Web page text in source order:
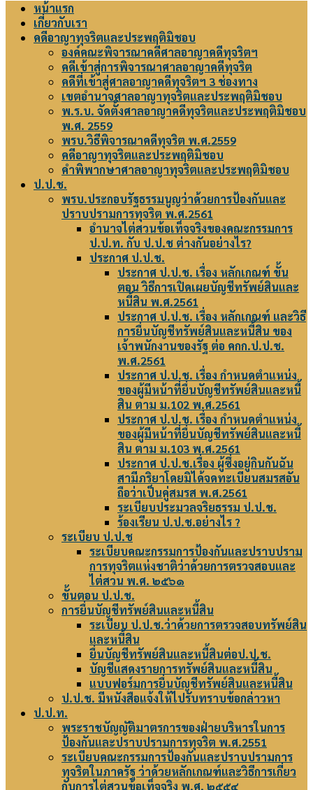
Menu หน้าแรก
เกี่ยวกับเรา
คดีอาญาทุจริตและประพฤติมิชอบ
องค์คณะพิจารณาคดีศาลอาญาคดีทุจริตฯ
คดีเข้าสู่การพิจารณาศาลอาญาคดีทุจริต
คดีที่เข้าสู่ศาลอาญาคดีทุจริตฯ 3 ช่องทาง
เขตอำนาจศาลอาญาทุจริตและประพฤติมิชอบ
พ.ร.บ. จัดตั้งศาลอาญาคดีทุจริตและประพฤติมิชอบ
พ.ศ. 2559
พรบ.วิธีพิจารณาคดีทุจริต พ.ศ.2559
คดีอาญาทุจริตและประพฤติมิชอบ
คำพิพากษาศาลอาญาทุจริตและประพฤติมิชอบ
ป.ป.ช.
พรบ.ประกอบรัฐธรรมนูญว่าด้วยการป้องกันและ
ปราบปรามการทุจริต พ.ศ.2561
อำนาจไต่สวนข้อเท็จจริงของคณะกรรมการ
ป.ป.ท. กับ ป.ป.ช ต่างกันอย่างไร?
ประกาศ ป.ป.ช.
ประกาศ ป.ป.ช. เรื่อง หลักเกณฑ์ ขั้น
ตอน วิธีการเปิดเผยบัญชีทรัพย์สินและ
หนี้สิน พ.ศ.2561
ประกาศ ป.ป.ช. เรื่อง หลักเกณฑ์ และวิธี
การยื่นบัญชีทรัพย์สินและหนี้สิน ของ
เจ้าพนักงานของรัฐ ต่อ คกก.ป.ป.ช.
พ.ศ.2561
ประกาศ ป.ป.ช. เรื่อง กำหนดตำแหน่ง
ของผู้มีหน้าที่ยื่นบัญชีทรัพย์สินและหนี้
สิน ตาม ม.102 พ.ศ.2561
ประกาศ ป.ป.ช. เรื่อง กำหนดตำแหน่ง
ของผู้มีหน้าที่ยื่นบัญชีทรัพย์สินและหนี้
สิน ตาม ม.103 พ.ศ.2561
ประกาศ ป.ป.ช.เรื่อง ผู้ซึ่งอยู่กินกันฉัน
สามีภริยาโดยมิได้จดทะเบียนสมรสอัน
ถือว่าเป็นคู่สมรส พ.ศ.2561
ระเบียบประมวลจริยธรรม ป.ป.ช.
ร้องเรียน ป.ป.ช.อย่างไร ?
ระเบียบ ป.ป.ช
ระเบียบคณะกรรมการป้องกันและปราบปราม
การทุจริตแห่งชาติว่าด้วยการตรวจสอบและ
ไต่สวน พ.ศ. ๒๕๖๑
ขั้นตอน ป.ป.ช.
การยื่นบัญชีทรัพย์สินและหนี้สิน
ระเบียบ ป.ป.ช.ว่าด้วยการตรวจสอบทรัพย์สิน
และหนี้สิน
ยื่นบัญชีทรัพย์สินและหนี้สินต่อป.ป.ช.
บัญชีแสดงรายการทรัพย์สินและหนี้สิน
แบบฟอร์มการยื่นบัญชีทรัพย์สินและหนี้สิน
ป.ป.ช. มีหนังสือแจ้งให้ไปรับทราบข้อกล่าวหา
ป.ป.ท.
พระราชบัญญัติมาตรการของฝ่ายบริหารในการ
ป้องกันและปราบปรามการทุจริต พ.ศ.2551
ระเบียบคณะกรรมการป้องกันและปราบปรามการ
ทุจริตในภาครัฐ ว่าด้วยหลักเกณฑ์และวิธีการเกี่ยว
กับการไต่สวนข้อเท็จจริง พ.ศ. ๒๕๕๔